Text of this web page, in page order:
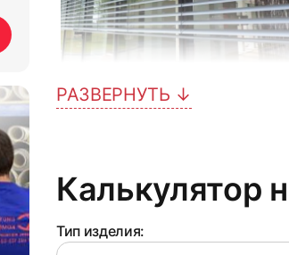
4
РАЗВЕРНУТЬ ↓
Калькулятор
Тип изделия: